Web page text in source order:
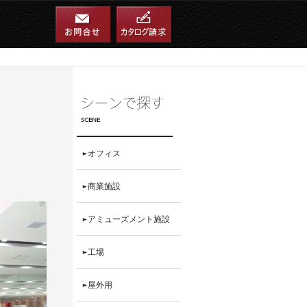
オフィス
商業施設
アミューズメント施設
工場
屋外用